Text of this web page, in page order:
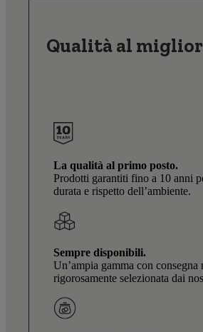
Qualità al
La qualità al primo posto.
Prodotti garantiti fino a 10 anni
durata e rispetto dell’ambiente.
Sempre disponibili.
Un’ampia gamma con consegna
rigorosamente selezionata dai